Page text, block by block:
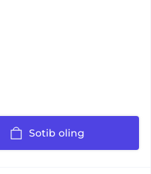
Sotib oling